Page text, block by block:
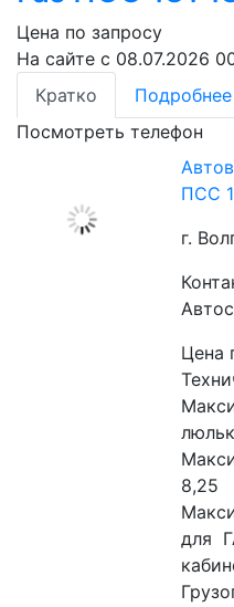
Цена по запросу
На сайте с 08.07.2026
Кратко
Подробнее
Посмотреть телефон
ПСС
г.
Цена
8,25
для